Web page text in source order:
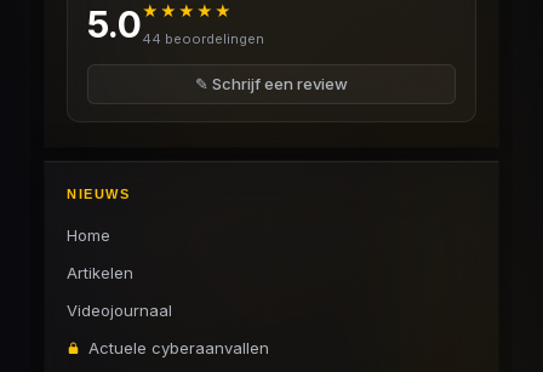
5.0★★★★★
44 beoordelingen
✎ Schrijf een review
NIEUWS
Home
Artikelen
Videojournaal
Actuele cyberaanvallen